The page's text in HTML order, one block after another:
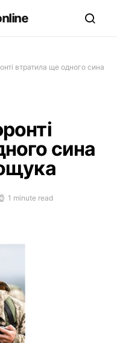
втратила ще одного сина
сина
1 minute read